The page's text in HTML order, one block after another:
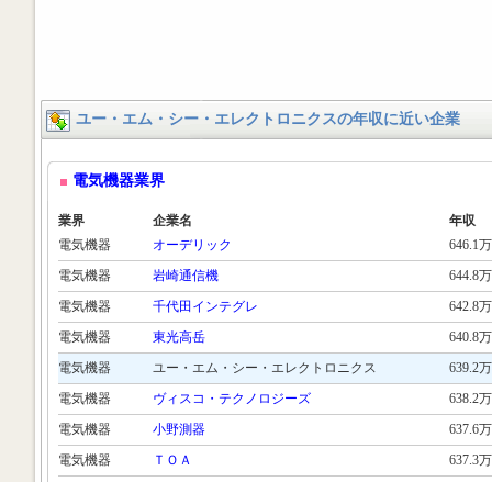
ユー・エム・シー・エレクトロニクスの年収に近い企業
電気機器業界
業界 企業名
年収
電気機器
オーデリック
646.1万
電気機器
岩崎通信機
644.8万
電気機器
千代田インテグレ
642.8万
電気機器
東光高岳
640.8万
電気機器
ユー・エム・シー・エレクトロニクス
639.2万
電気機器
ヴィスコ・テクノロジーズ
638.2万
電気機器
小野測器
637.6万
電気機器
ＴＯＡ
637.3万